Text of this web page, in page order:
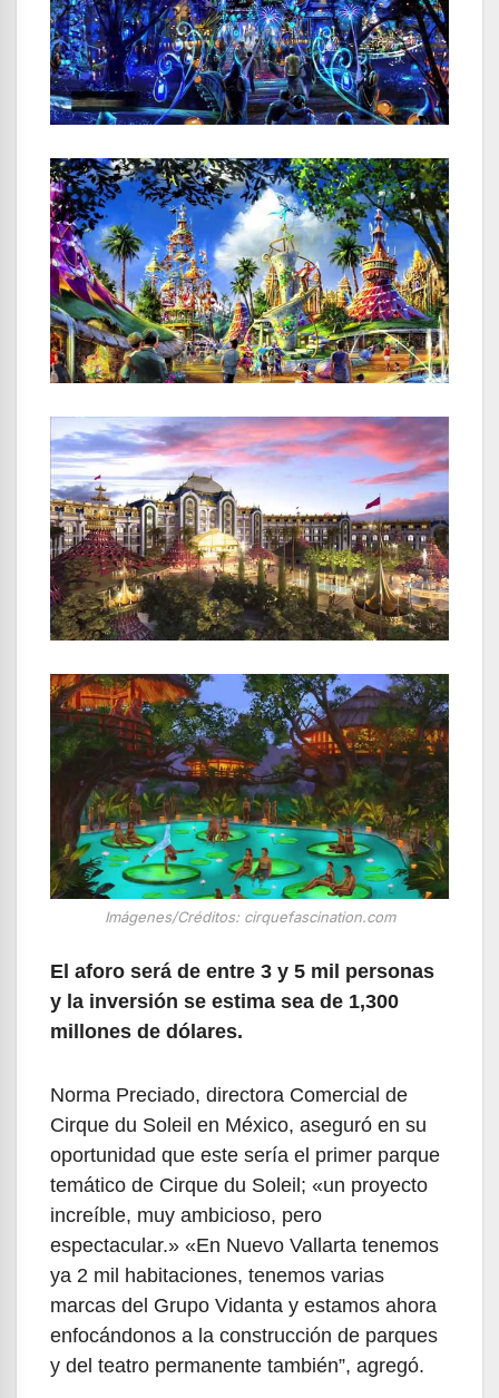
Imágenes/Créditos: cirquefascination.com
El aforo será de entre 3 y 5 mil personas
y la inversión se estima sea de 1,300
millones de dólares.
Norma Preciado, directora Comercial de
Cirque du Soleil en México, aseguró en su
oportunidad que este sería el primer parque
temático de Cirque du Soleil; «un proyecto
increíble, muy ambicioso, pero
espectacular.» «En Nuevo Vallarta tenemos
ya 2 mil habitaciones, tenemos varias
marcas del Grupo Vidanta y estamos ahora
enfocándonos a la construcción de parques
y del teatro permanente también”, agregó.